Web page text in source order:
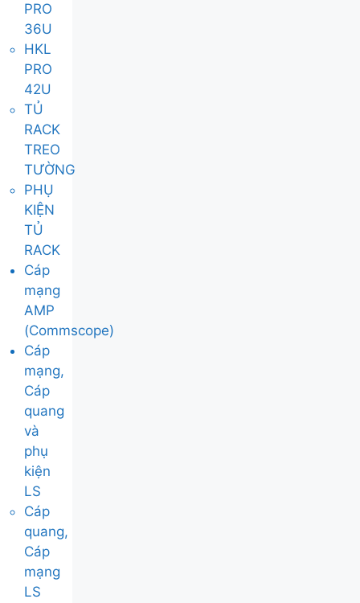
PRO
36U
HKL
PRO
42U
TỦ
RACK
TREO
TƯỜNG
PHỤ
KIỆN
TỦ
RACK
Cáp
mạng
AMP
(Commscope)
Cáp
mạng,
Cáp
quang
và
phụ
kiện
LS
Cáp
quang,
Cáp
mạng
LS